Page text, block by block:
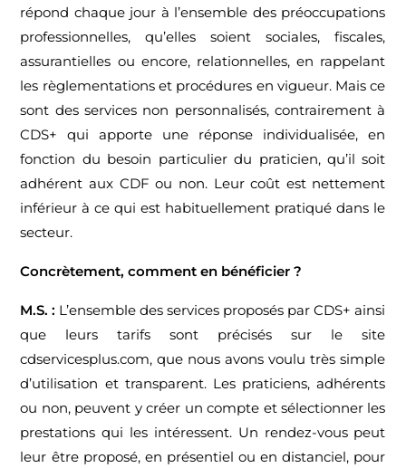
répond chaque jour à l’ensemble des préoccupations
professionnelles, qu’elles soient sociales, fiscales,
assurantielles ou encore, relationnelles, en rappelant
les règlementations et procédures en vigueur. Mais ce
sont des services non personnalisés, contrairement à
CDS+ qui apporte une réponse individualisée, en
fonction du besoin particulier du praticien, qu’il soit
adhérent aux CDF ou non. Leur coût est nettement
inférieur à ce qui est habituellement pratiqué dans le
secteur.
Concrètement, comment en bénéficier ?
M.S. : L’ensemble des services proposés par CDS+ ainsi
que leurs tarifs sont précisés sur le site
cdservicesplus.com, que nous avons voulu très simple
d’utilisation et transparent. Les praticiens, adhérents
ou non, peuvent y créer un compte et sélectionner les
prestations qui les intéressent. Un rendez-vous peut
leur être proposé, en présentiel ou en distanciel, pour